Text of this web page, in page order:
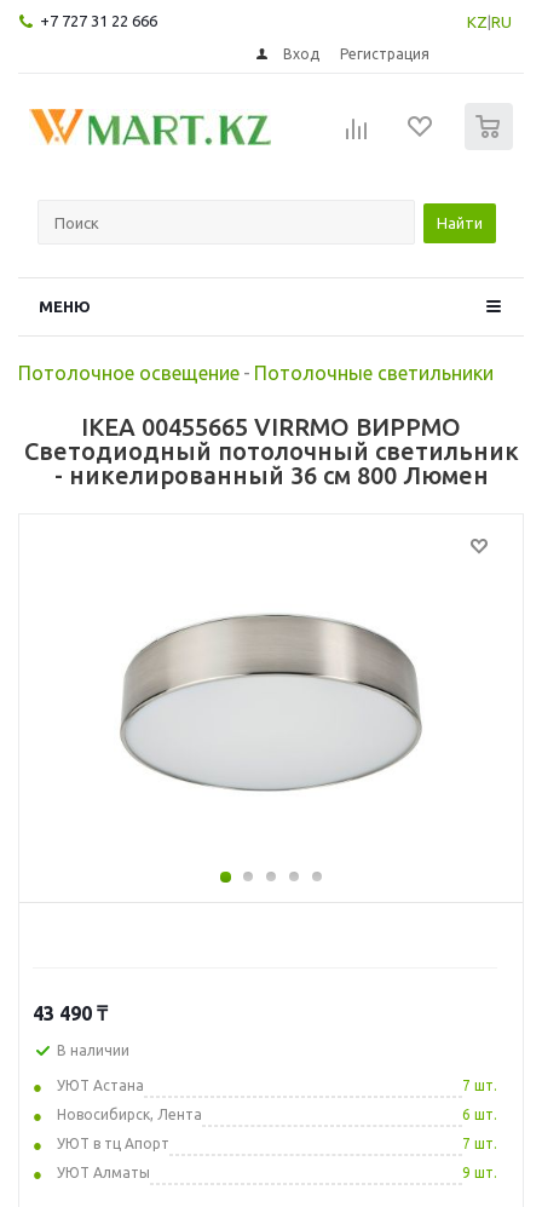
+7 727 31 22 666 KZ RU
Вход Регистрация
Найти
МЕНЮ
Потолочное освещение - Потолочные светильники
IKEA 00455665 VIRRMO ВИРРМО
Светодиодный потолочный светильник
- никелированный 36 см 800 Люмен
43 490 ₸
В наличии
УЮТ Астана
7 шт.
Новосибирск, Лента
6 шт.
УЮТ в тц Апорт
7 шт.
УЮТ Алматы
9 шт.